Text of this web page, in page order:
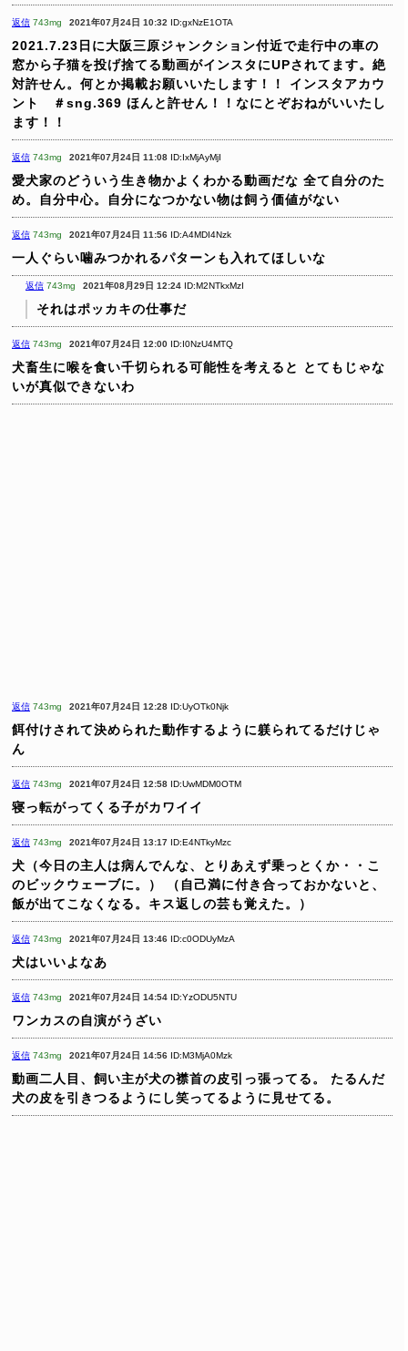
返信 743mg 2021年07月24日 10:32 ID:gxNzE1OTA
2021.7.23日に大阪三原ジャンクション付近で走行中の車の
窓から子猫を投げ捨てる動画がインスタにUPされてます。絶
対許せん。何とか掲載お願いいたします！！
インスタアカウ
ント ＃sng.369 ほんと許せん！！なにとぞおねがいいたし
ます！！
返信 743mg 2021年07月24日 11:08 ID:IxMjAyMjI
愛犬家のどういう生き物かよくわかる動画だな 全て自分のた
め。自分中心。自分になつかない物は飼う価値がない
返信 743mg 2021年07月24日 11:56 ID:A4MDI4Nzk
一人ぐらい噛みつかれるパターンも入れてほしいな
返信 743mg 2021年08月29日 12:24 ID:M2NTkxMzI
それはポッカキの仕事だ
返信 743mg 2021年07月24日 12:00 ID:I0NzU4MTQ
犬畜生に喉を食い千切られる可能性を考えると
とてもじゃな
いが真似できないわ
返信 743mg 2021年07月24日 12:28 ID:UyOTk0Njk
餌付けされて決められた動作するように躾られてるだけじゃ
ん
返信 743mg 2021年07月24日 12:58 ID:UwMDM0OTM
寝っ転がってくる子がカワイイ
返信 743mg 2021年07月24日 13:17 ID:E4NTkyMzc
犬（今日の主人は病んでんな、とりあえず乗っとくか・・こ
のビックウェーブに。）
（自己満に付き合っておかないと、
飯が出てこなくなる。キス返しの芸も覚えた。）
返信 743mg 2021年07月24日 13:46 ID:c0ODUyMzA
犬はいいよなあ
返信 743mg 2021年07月24日 14:54 ID:YzODU5NTU
ワンカスの自演がうざい
返信 743mg 2021年07月24日 14:56 ID:M3MjA0Mzk
動画二人目、飼い主が犬の襟首の皮引っ張ってる。
たるんだ
犬の皮を引きつるようにし笑ってるように見せてる。